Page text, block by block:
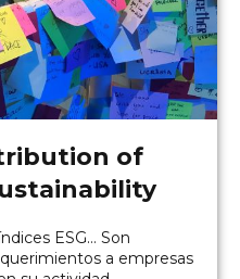
of
ESG… Son
a empresas